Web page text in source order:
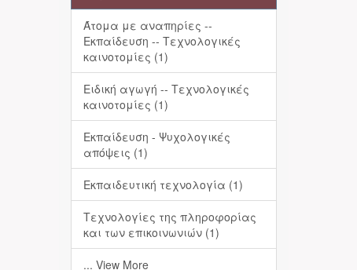
Άτομα με αναπηρίες --
Εκπαίδευση -- Τεχνολογικές
καινοτομίες (1)
Ειδική αγωγή -- Τεχνολογικές
καινοτομίες (1)
Εκπαίδευση - Ψυχολογικές
απόψεις (1)
Εκπαιδευτική τεχνολογία (1)
Τεχνολογίες της πληροφορίας
και των επικοινωνιών (1)
... View More